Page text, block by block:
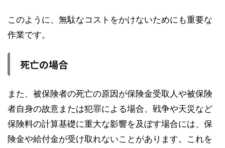
このように、無駄なコストをかけないためにも重要な
作業です。
死亡の場合
また、被保険者の死亡の原因が保険金受取人や被保険
者自身の故意または犯罪による場合、戦争や天災など
保険料の計算基礎に重大な影響を及ぼす場合には、保
険金や給付金が受け取れないことがあります。これを